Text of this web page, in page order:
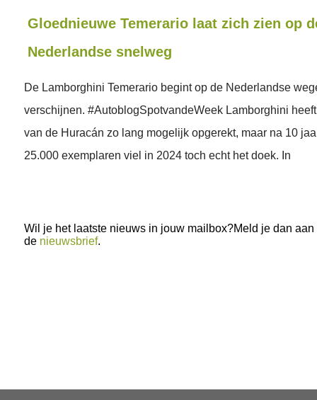
Gloednieuwe Temerario laat zich zien op
Nederlandse snelweg
De Lamborghini Temerario begint op de Nederlandse
verschijnen. #AutoblogSpotvandeWeek Lamborghini
van de Huracán zo lang mogelijk opgerekt, maar na 10
25.000 exemplaren viel in 2024 toch echt het doek. In
Wil je het laatste nieuws in jouw mailbox?Meld je dan aan
de nieuwsbrief.